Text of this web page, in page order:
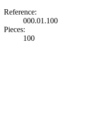
Reference:
000.01.100
Pieces:
100